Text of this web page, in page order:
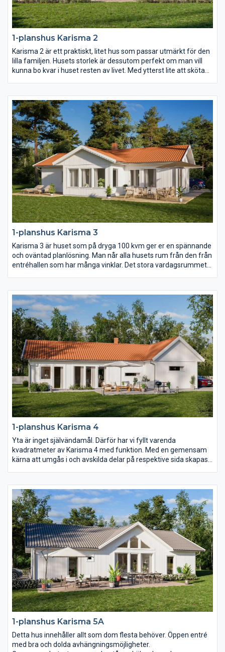
1-planshus Karisma 2
Karisma 2 är ett praktiskt, litet hus som passar utmärkt för den
lilla familjen. Husets storlek är dessutom perfekt om man vill
kunna bo kvar i huset resten av livet. Med ytterst lite att sköta
varje rum är generöst tilltagna och det finns stora möjligheter
att anpassa inredningen efter just era behov.
1-planshus Karisma 3
Karisma 3 är huset som på dryga 100 kvm ger er en spännande
och oväntad planlösning. Man når alla husets rum från den från
entréhallen som har många vinklar. Det stora vardagsrummet
samtidigt inte kompromissa för mycket med sovrum och
badrum.
1-planshus Karisma 4
Yta är inget självändamål. Därför har vi fyllt varenda
kvadratmeter av Karisma 4 med funktion. Med en gemensam
kärna att umgås i och avskilda delar på respektive sida skapas
och mer kostnadseffektiv.
1-planshus Karisma 5A
Detta hus innehåller allt som dom flesta behöver. Öppen entré
med bra och dolda avhängningsmöjligheter.